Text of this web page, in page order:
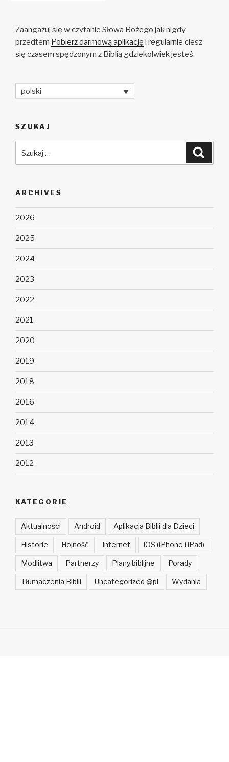
Zaangażuj się w czytanie Słowa Bożego jak nigdy
przedtem Pobierz darmową aplikację i regularnie ciesz
się czasem spędzonym z Biblią gdziekolwiek jesteś.
polski
SZUKAJ
ARCHIVES
2026
2025
2024
2023
2022
2021
2020
2019
2018
2016
2014
2013
2012
KATEGORIE
Aktualności Android Aplikacja Biblii dla Dzieci
Historie Hojność Internet iOS (iPhone i iPad)
Modlitwa Partnerzy Plany biblijne Porady
Tłumaczenia Biblii Uncategorized @pl Wydania